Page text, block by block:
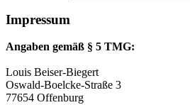
Impressum
Angaben gemäß § 5 TMG:
Louis Beiser-Biegert
Oswald-Boelcke-Straße 3
77654 Offenburg